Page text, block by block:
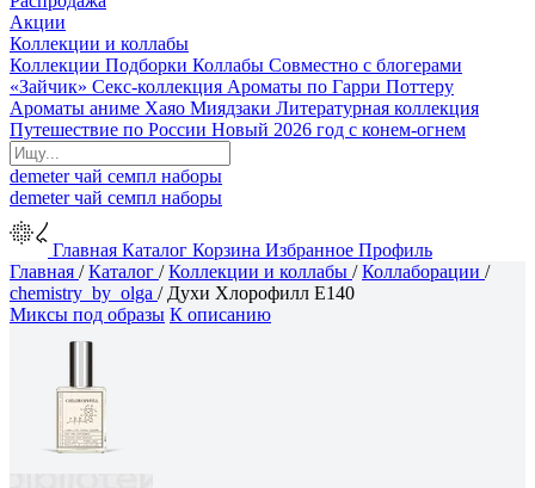
Акции
Коллекции и коллабы
Коллекции Подборки Коллабы Совместно с блогерами
«Зайчик» Секс-коллекция Ароматы по Гарри Поттеру
Ароматы аниме Хаяо Миядзаки Литературная коллекция
Путешествие по России Новый 2026 год с конем-огнем
demeterчай семпл наборы
demeterчай семпл наборы
Главная Каталог Корзина Избранное Профиль
Главная /Каталог /Коллекции и коллабы /Коллаборации /
chemistry_by_olga / Духи Хлорофилл E140
Миксы под образы К описанию